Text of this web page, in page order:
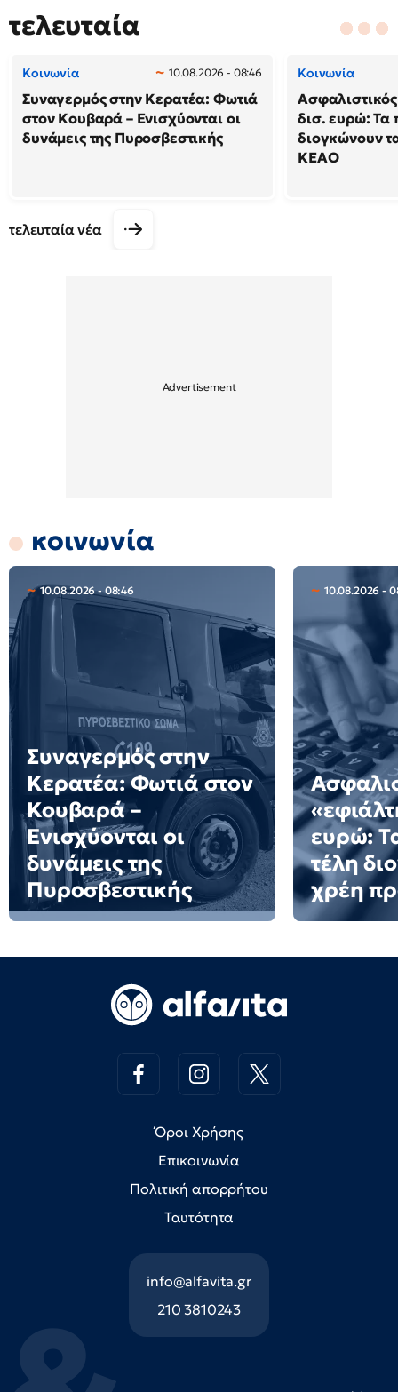
τελευταία
Κοινωνία 10.08.2026 - 08:46
Συναγερμός στην Κερατέα: Φωτιά
στον Κουβαρά – Ενισχύονται οι
δυνάμεις της Πυροσβεστικής
Κοινωνία
δισ. ευρώ: Τα
διογκώνουν
ΚΕΑΟ
τελευταία νέα
κοινωνία
10.08.2026 - 08:46
Συναγερμός στην
Κερατέα: Φωτιά στον
Κουβαρά –
Ενισχύονται οι
δυνάμεις της
Πυροσβεστικής
10.08.2026 -
ευρώ:
τέλη
χρέη
Όροι Χρήσης
Επικοινωνία
Πολιτική απορρήτου
Ταυτότητα
info@alfavita.gr
210 3810243